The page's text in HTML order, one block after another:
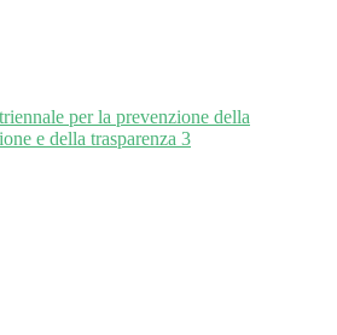
per la prevenzione della
e della trasparenza 3